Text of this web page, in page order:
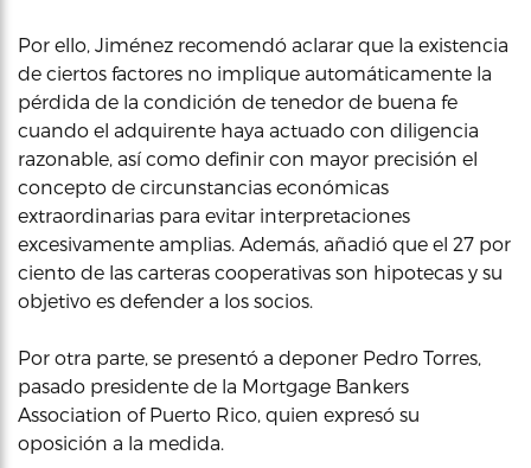
Por ello, Jiménez recomendó aclarar que la existencia
de ciertos factores no implique automáticamente la
pérdida de la condición de tenedor de buena fe
cuando el adquirente haya actuado con diligencia
razonable, así como definir con mayor precisión el
concepto de circunstancias económicas
extraordinarias para evitar interpretaciones
excesivamente amplias. Además, añadió que el 27 por
ciento de las carteras cooperativas son hipotecas y su
objetivo es defender a los socios.
Por otra parte, se presentó a deponer Pedro Torres,
pasado presidente de la Mortgage Bankers
Association of Puerto Rico, quien expresó su
oposición a la medida.